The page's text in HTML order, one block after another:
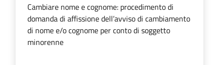
Cambiare nome e cognome: procedimento di
domanda di affissione dell’avviso di cambiamento
di nome e/o cognome per conto di soggetto
minorenne